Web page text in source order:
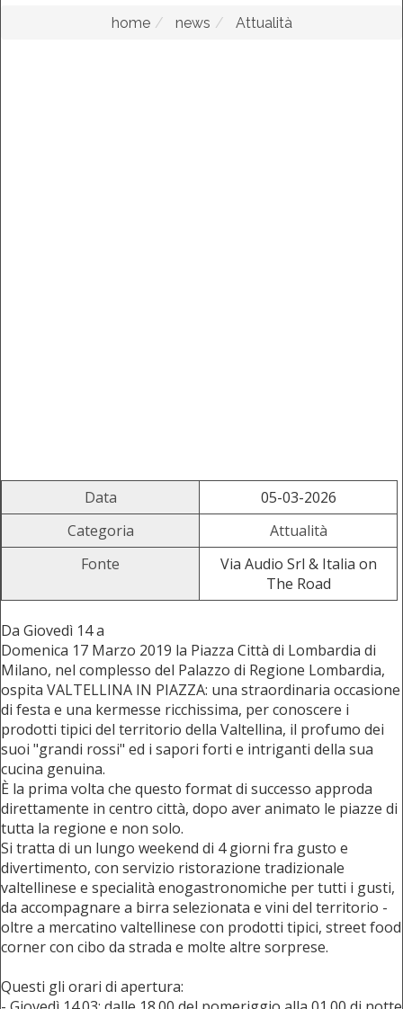
home news Attualità
Data
05-03-2026
Categoria
Attualità
Fonte
Via Audio Srl & Italia on
The Road
Da Giovedì 14 a
Domenica 17 Marzo 2019 la Piazza Città di Lombardia di
Milano, nel complesso del Palazzo di Regione Lombardia,
ospita VALTELLINA IN PIAZZA: una straordinaria occasione
di festa e una kermesse ricchissima, per conoscere i
prodotti tipici del territorio della Valtellina, il profumo dei
suoi "grandi rossi" ed i sapori forti e intriganti della sua
cucina genuina.
È la prima volta che questo format di successo approda
direttamente in centro città, dopo aver animato le piazze di
tutta la regione e non solo.
Si tratta di un lungo weekend di 4 giorni fra gusto e
divertimento, con servizio ristorazione tradizionale
valtellinese e specialità enogastronomiche per tutti i gusti,
da accompagnare a birra selezionata e vini del territorio -
oltre a mercatino valtellinese con prodotti tipici, street food
corner con cibo da strada e molte altre sorprese.
Questi gli orari di apertura: